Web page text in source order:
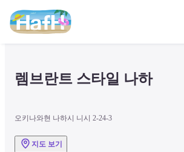
렘브란트 스타일 나하
오키나와현 나하시 니시 2-24-3
지도 보기